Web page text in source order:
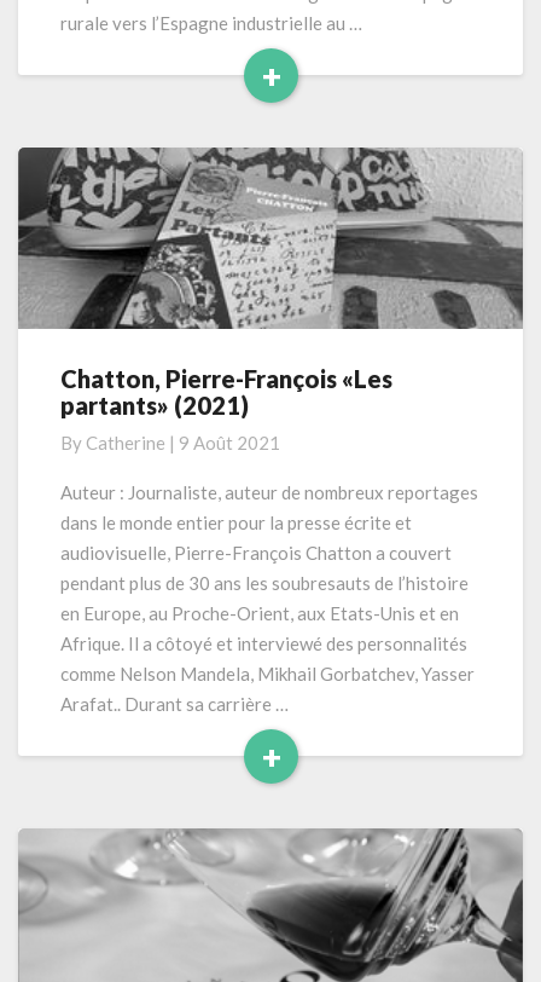
padre»
rurale vers l’Espagne industrielle au …
+
Read
Chatton,
Pierre-
«Les
partants»
Chatton, Pierre-François «Les
partants» (2021)
By Catherine | 9 Août 2021
Auteur : Journaliste, auteur de nombreux reportages
dans le monde entier pour la presse écrite et
audiovisuelle, Pierre-François Chatton a couvert
pendant plus de 30 ans les soubresauts de l’histoire
en Europe, au Proche-Orient, aux Etats-Unis et en
Afrique. Il a côtoyé et interviewé des personnalités
comme Nelson Mandela, Mikhail Gorbatchev, Yasser
Arafat.. Durant sa carrière …
+
Read